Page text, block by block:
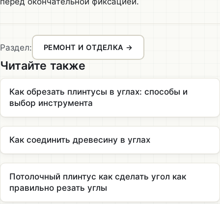
Раздел: РЕМОНТ И ОТДЕЛКА →
Читайте также
Как обрезать плинтусы в углах: способы и
выбор инструмента
Как соединить древесину в углах
Потолочный плинтус как сделать угол как
правильно резать углы